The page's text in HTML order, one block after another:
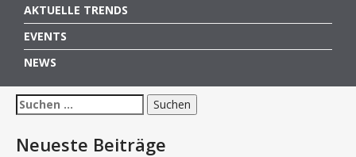
AKTUELLE TRENDS
EVENTS
NEWS
Suchen
nach:
Neueste Beiträge